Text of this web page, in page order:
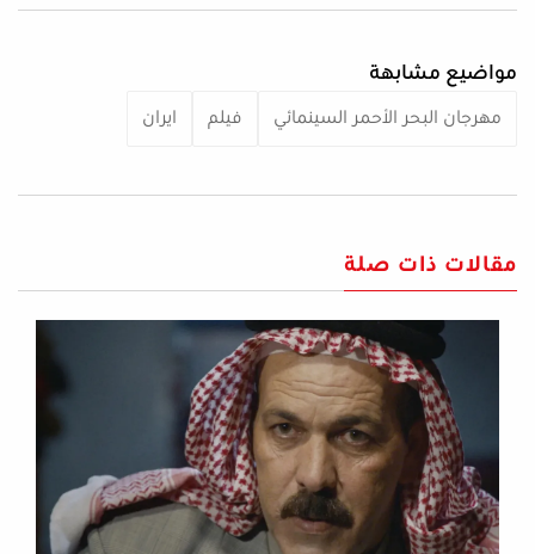
مواضيع مشابهة
مهرجان البحر الأحمر السينمائي فيلم ايران
مقالات ذات صلة